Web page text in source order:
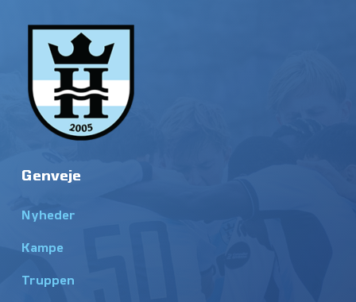
Genveje
Nyheder
Kampe
Truppen